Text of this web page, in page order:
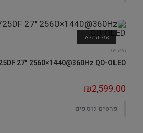
אזל המלאי
מסכים
27" 2560×1440@360Hz QD-OLED
₪2,599.00
פרטים נוספים